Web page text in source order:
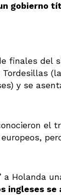
gobierno
finales del
y se
el
a Holanda
ingleses se